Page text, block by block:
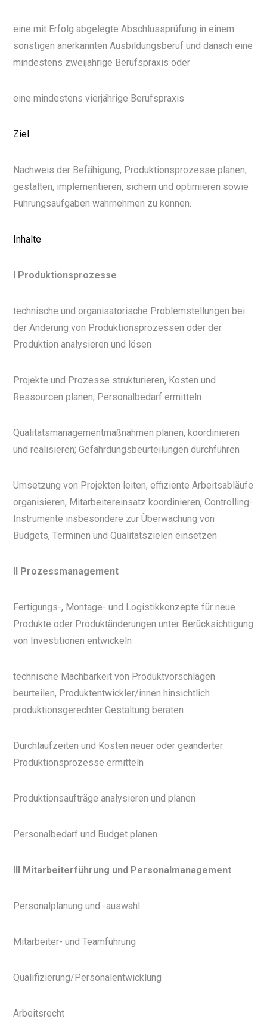
eine mit Erfolg abgelegte Abschlussprüfung in einem
sonstigen anerkannten Ausbildungsberuf und danach eine
mindestens zweijährige Berufspraxis oder
eine mindestens vierjährige Berufspraxis
Ziel
Nachweis der Befähigung, Produktionsprozesse planen,
gestalten, implementieren, sichern und optimieren sowie
Führungsaufgaben wahrnehmen zu können.
Inhalte
I Produktionsprozesse
technische und organisatorische Problemstellungen bei
der Änderung von Produktionsprozessen oder der
Produktion analysieren und lösen
Projekte und Prozesse strukturieren, Kosten und
Ressourcen planen, Personalbedarf ermitteln
Qualitätsmanagementmaßnahmen planen, koordinieren
und realisieren; Gefährdungsbeurteilungen durchführen
Umsetzung von Projekten leiten, effiziente Arbeitsabläufe
organisieren, Mitarbeitereinsatz koordinieren, Controlling-
Instrumente insbesondere zur Überwachung von
Budgets, Terminen und Qualitätszielen einsetzen
II Prozessmanagement
Fertigungs-, Montage- und Logistikkonzepte für neue
Produkte oder Produktänderungen unter Berücksichtigung
von Investitionen entwickeln
technische Machbarkeit von Produktvorschlägen
beurteilen, Produktentwickler/innen hinsichtlich
produktionsgerechter Gestaltung beraten
Durchlaufzeiten und Kosten neuer oder geänderter
Produktionsprozesse ermitteln
Produktionsaufträge analysieren und planen
Personalbedarf und Budget planen
III Mitarbeiterführung und Personalmanagement
Personalplanung und -auswahl
Mitarbeiter- und Teamführung
Qualifizierung/Personalentwicklung
Arbeitsrecht